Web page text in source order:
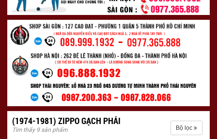
(1974-1981) ZIPPO GẠCH PHẢI
Tìm thấy 9 sản phẩm Bộ lọc